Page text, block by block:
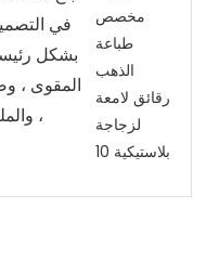
في
بشكل
المقوى ،
،